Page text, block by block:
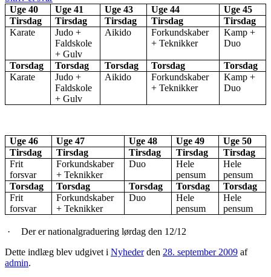
Uge 40
Uge 41 Uge 43 Uge 44
Uge 45
Tirsdag
Tirsdag Tirsdag Tirsdag
Tirsdag
Karate
Judo +
Faldskole
+ Gulv
Aikido
Forkundskaber
+ Teknikker
Kamp +
Duo
Torsdag Torsdag Torsdag Torsdag
Torsdag
Karate
Judo +
Faldskole
+ Gulv
Aikido
Forkundskaber
+ Teknikker
Kamp +
Duo
Uge 46 Uge 47 Uge 48 Uge 49
Uge 50
Tirsdag
Tirsdag Tirsdag Tirsdag
Tirsdag
Frit
forsvar
Forkundskaber
+ Teknikker
Duo
Hele
pensum
Hele
pensum
Torsdag
Torsdag Torsdag Torsdag
Torsdag
Frit
forsvar
Forkundskaber
+ Teknikker
Duo
Hele
pensum
Hele
pensum
·
Der er nationalgraduering lørdag den 12/12
Dette indlæg blev udgivet i Nyhederden 28. september 2009 af
admin.